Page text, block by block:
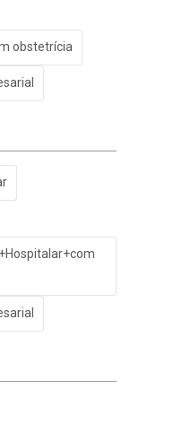
obstetrícia